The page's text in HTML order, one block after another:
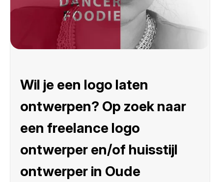
Wil je een logo laten
ontwerpen? Op zoek naar
een freelance logo
ontwerper en/of huisstijl
ontwerper in Oude